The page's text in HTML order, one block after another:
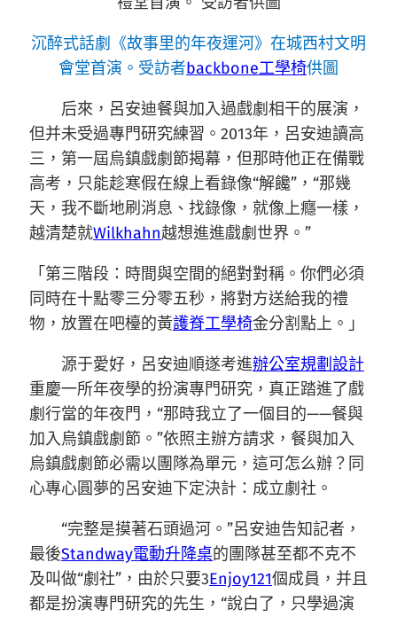
沉醉式話劇《故事里的年夜運河》在城西村文明
會堂首演。受訪者backbone工學椅供圖
后來，呂安迪餐與加入過戲劇相干的展演，
但并未受過專門研究練習。2013年，呂安迪讀高
三，第一屆烏鎮戲劇節揭幕，但那時他正在備戰
高考，只能趁寒假在線上看錄像“解饞”，“那幾
天，我不斷地刷消息、找錄像，就像上癮一樣，
越清楚就Wilkhahn越想進進戲劇世界。”
「第三階段：時間與空間的絕對對稱。你們必須
同時在十點零三分零五秒，將對方送給我的禮
物，放置在吧檯的黃護脊工學椅金分割點上。」
源于愛好，呂安迪順遂考進辦公室規劃設計
重慶一所年夜學的扮演專門研究，真正踏進了戲
劇行當的年夜門，“那時我立了一個目的——餐與
加入烏鎮戲劇節。”依照主辦方請求，餐與加入
烏鎮戲劇節必需以團隊為單元，這可怎么辦？同
心專心圓夢的呂安迪下定決計：成立劇社。
“完整是摸著石頭過河。”呂安迪告知記者，
最後Standway電動升降桌的團隊甚至都不克不
及叫做“劇社”，由於只要3Enjoy121個成員，并且
都是扮演專門研究的先生，“說白了，只學過演